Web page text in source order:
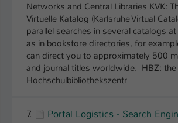
Networks and Central Libraries KVK:
Virtuelle Katalog (Karlsruhe Virtual
parallel searches in several catalogs
as in bookstore directories, for
can direct you to approximately 500
and journal titles worldwide. HBZ: the
Hochschulbibliothekszentr
7. Portal Logistics - Search